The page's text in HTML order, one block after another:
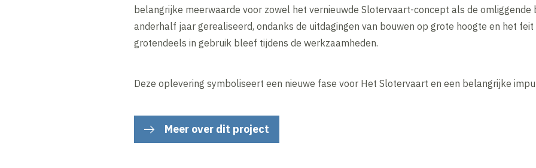
belangrijke meerwaarde voor zowel het vernieuwde Slotervaart-concept als de
anderhalf jaar gerealiseerd, ondanks de uitdagingen van bouwen op grote hoogte en het
grotendeels in gebruik bleef tijdens de werkzaamheden.
Deze oplevering symboliseert een nieuwe fase voor Het Slotervaart en een belangrijke
Meer over dit project